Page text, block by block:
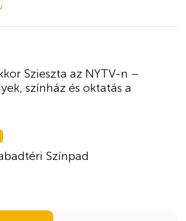
Szieszta az NYTV-n –
színház és oktatás a
Színpad